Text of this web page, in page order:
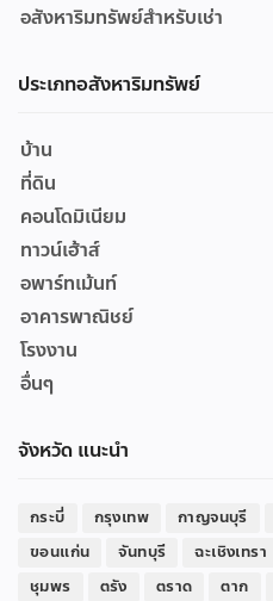
อสังหาริมทรัพย์สำหรับเช่า
ประเภทอสังหาริมทรัพย์
บ้าน
ที่ดิน
คอนโดมิเนียม
ทาวน์เฮ้าส์
อพาร์ทเม้นท์
อาคารพาณิชย์
โรงงาน
อื่นๆ
จังหวัด แนะนำ
กระบี่ กรุงเทพ กาญจนบุรี
ขอนแก่น
จันทบุรี ฉะเชิงเทรา
ชุมพร
ตรัง ตราด ตาก